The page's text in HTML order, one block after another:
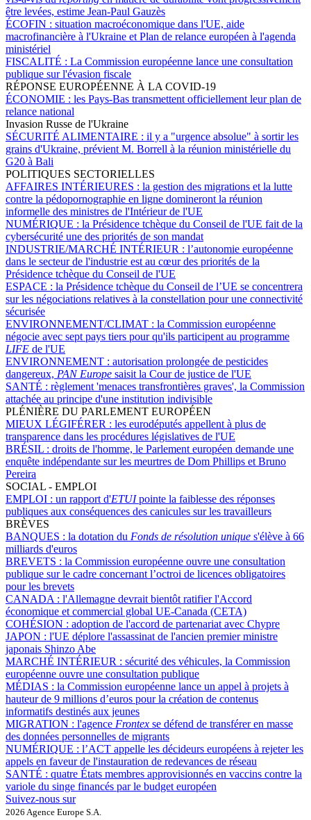
être levées, estime Jean-Paul Gauzès
ÉCOFIN : situation macroéconomique dans l'UE, aide
macrofinancière à l'Ukraine et Plan de relance européen à l'agenda
ministériel
FISCALITÉ : La Commission européenne lance une consultation
publique sur l'évasion fiscale
RÉPONSE EUROPÉENNE À LA COVID-19
ÉCONOMIE : les Pays-Bas transmettent officiellement leur plan de
relance national
Invasion Russe de l'Ukraine
SÉCURITÉ ALIMENTAIRE : il y a "urgence absolue" à sortir les
grains d'Ukraine, prévient M. Borrell à la réunion ministérielle du
G20 à Bali
POLITIQUES SECTORIELLES
AFFAIRES INTÉRIEURES : la gestion des migrations et la lutte
contre la pédopornographie en ligne domineront la réunion
informelle des ministres de l'Intérieur de l'UE
NUMÉRIQUE : la Présidence tchèque du Conseil de l'UE fait de la
cybersécurité une des priorités de son mandat
INDUSTRIE/MARCHÉ INTÉRIEUR : l’autonomie européenne
dans le secteur de l'industrie est au cœur des priorités de la
Présidence tchèque du Conseil de l'UE
ESPACE : la Présidence tchèque du Conseil de l’UE se concentrera
sur les négociations relatives à la constellation pour une connectivité
sécurisée
ENVIRONNEMENT/CLIMAT : la Commission européenne
négocie avec sept pays tiers pour qu'ils participent au programme
LIFE de l'UE
ENVIRONNEMENT : autorisation prolongée de pesticides
dangereux, PAN Europe saisit la Cour de justice de l'UE
SANTÉ : règlement 'menaces transfrontières graves', la Commission
attachée au principe d'une institution indivisible
PLÉNIÈRE DU PARLEMENT EUROPÉEN
MIEUX LÉGIFÉRER : les eurodéputés appellent à plus de
transparence dans les procédures législatives de l'UE
BRÉSIL : droits de l'homme, le Parlement européen demande une
enquête indépendante sur les meurtres de Dom Phillips et Bruno
Pereira
SOCIAL - EMPLOI
EMPLOI : un rapport d'ETUIpointe la faiblesse des réponses
publiques aux conséquences des canicules sur les travailleurs
BRÈVES
BANQUES : la dotation du Fonds de résolution unique s'élève à 66
milliards d'euros
BREVETS : la Commission européenne ouvre une consultation
publique sur le cadre concernant l’octroi de licences obligatoires
pour les brevets
CANADA : l'Allemagne devrait bientôt ratifier l'Accord
économique et commercial global UE-Canada (CETA)
COHÉSION : adoption de l'accord de partenariat avec Chypre
JAPON : l'UE déplore l'assassinat de l'ancien premier ministre
japonais Shinzo Abe
MARCHÉ INTÉRIEUR : sécurité des véhicules, la Commission
européenne ouvre une consultation publique
MÉDIAS : la Commission européenne lance un appel à projets à
hauteur de 9 millions d’euros pour la création de contenus
informatifs destinés aux jeunes
MIGRATION : l'agence Frontex se défend de transférer en masse
des données personnelles de migrants
NUMÉRIQUE : l’ACT appelle les décideurs européens à rejeter les
appels en faveur de l'instauration de redevances de réseau
SANTÉ : quatre États membres approvisionnés en vaccins contre la
variole du singe financés par le budget européen
Suivez-nous sur
2026 Agence Europe S.A.